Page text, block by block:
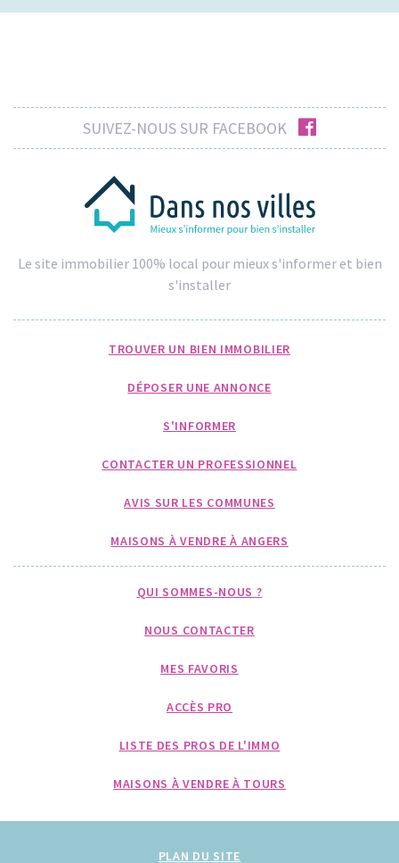
SUIVEZ-NOUS SUR FACEBOOK facebook
Le site immobilier 100% local pour mieux s'informer et bien
s'installer
TROUVER UN BIEN IMMOBILIER
DÉPOSER UNE ANNONCE
S'INFORMER
CONTACTER UN PROFESSIONNEL
AVIS SUR LES COMMUNES
MAISONS À VENDRE À ANGERS
QUI SOMMES-NOUS ?
NOUS CONTACTER
MES FAVORIS
ACCÈS PRO
LISTE DES PROS DE L'IMMO
MAISONS À VENDRE À TOURS
PLAN DU SITE